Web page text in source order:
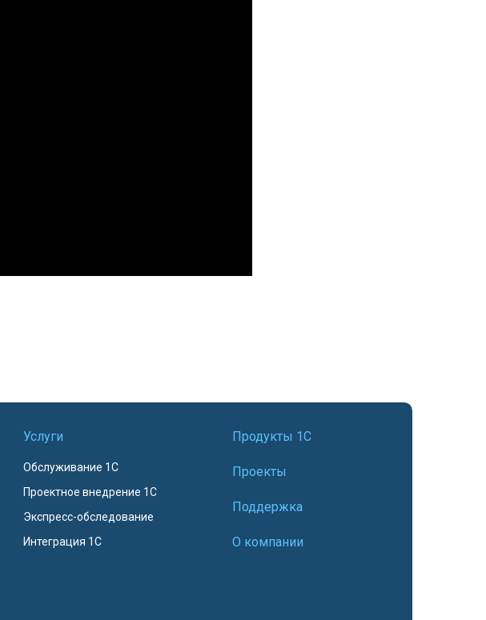
Услуги
Обслуживание 1С
Проектное внедрение 1С
Экспресс-обследование
Интеграция 1С
Продукты 1С
Проекты
Поддержка
О компании